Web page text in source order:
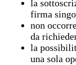
la
firma
non
da
la
una sola